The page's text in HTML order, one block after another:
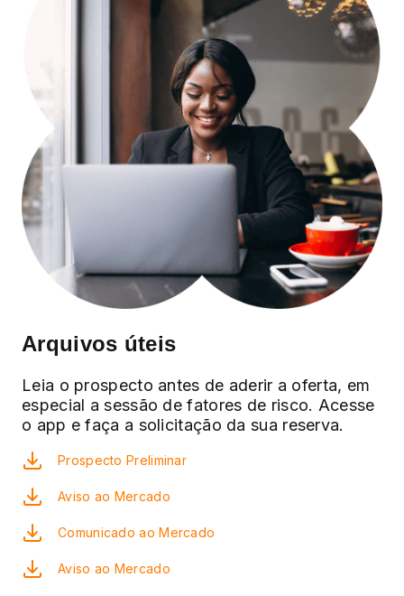
Arquivos úteis
Leia o prospecto antes de aderir a oferta, em
especial a sessão de fatores de risco. Acesse
o app e faça a solicitação da sua reserva.
Prospecto Preliminar
Aviso ao Mercado
Comunicado ao Mercado
Aviso ao Mercado